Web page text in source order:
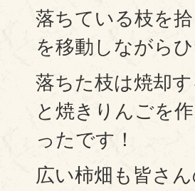
落ちている枝を
を移動しながら
落ちた枝は焼却
と焼きりんごを
ったです！
広い柿畑も皆さ